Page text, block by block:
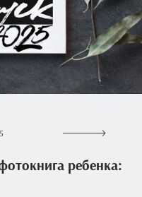
5
ребенка: